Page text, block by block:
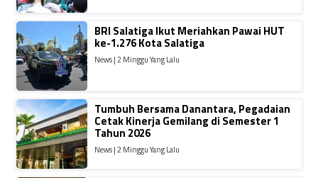
BRI Salatiga Ikut Meriahkan Pawai HUT
ke-1.276 Kota Salatiga
News | 2 Minggu Yang Lalu
Tumbuh Bersama Danantara, Pegadaian
Cetak Kinerja Gemilang di Semester 1
Tahun 2026
News | 2 Minggu Yang Lalu